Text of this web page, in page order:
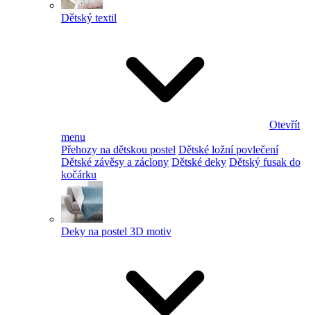
Dětský textil
Otevřít
menu
Přehozy na dětskou postel Dětské ložní povlečení
Dětské závěsy a záclony Dětské deky Dětský fusak do
kočárku
Deky na postel 3D motiv